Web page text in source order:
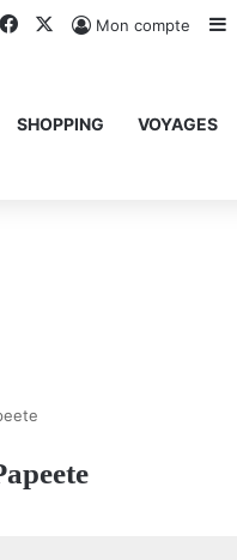
FacebookMon compte
SHOPPING VOYAGES